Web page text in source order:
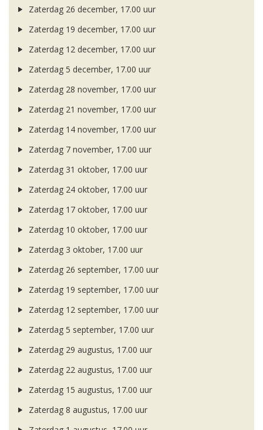
Zaterdag 26 december, 17.00 uur
Zaterdag 19 december, 17.00 uur
Zaterdag 12 december, 17.00 uur
Zaterdag 5 december, 17.00 uur
Zaterdag 28 november, 17.00 uur
Zaterdag 21 november, 17.00 uur
Zaterdag 14 november, 17.00 uur
Zaterdag 7 november, 17.00 uur
Zaterdag 31 oktober, 17.00 uur
Zaterdag 24 oktober, 17.00 uur
Zaterdag 17 oktober, 17.00 uur
Zaterdag 10 oktober, 17.00 uur
Zaterdag 3 oktober, 17.00 uur
Zaterdag 26 september, 17.00 uur
Zaterdag 19 september, 17.00 uur
Zaterdag 12 september, 17.00 uur
Zaterdag 5 september, 17.00 uur
Zaterdag 29 augustus, 17.00 uur
Zaterdag 22 augustus, 17.00 uur
Zaterdag 15 augustus, 17.00 uur
Zaterdag 8 augustus, 17.00 uur